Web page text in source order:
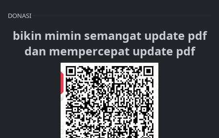
DONASI
bikin mimin semangat update pdf
dan mempercepat update pdf